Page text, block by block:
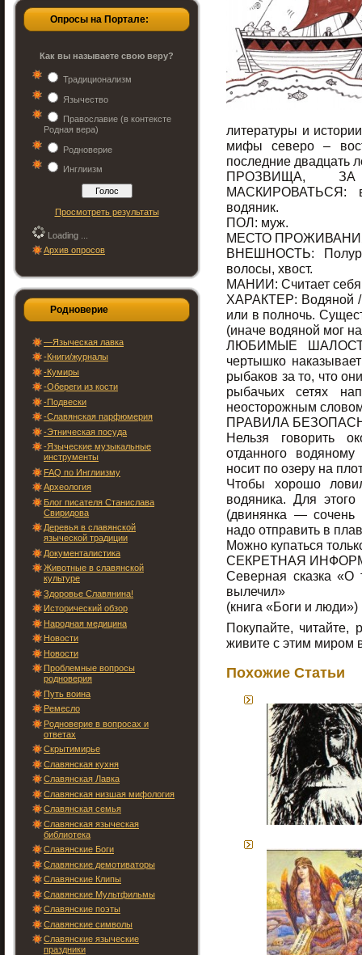
Опросы на Портале:
Как вы называете свою веру?
Традиционализм
Язычество
Православие (в контексте
Родная вера)
Родноверие
Инглиизм
Просмотреть результаты
Loading ...
Архив опросов
Родноверие
—Языческая лавка
-Книги/журналы
-Кумиры
-Обереги из кости
-Подвески
-Славянская парфюмерия
-Этническая посуда
-Языческие музыкальные
инструменты
FAQ по Инглиизму
Археология
Блог писателя Станислава
Свиридова
Деревья в славянской
языческой традиции
Документалистика
Животные в славянской
культуре
Здоровье Славянина!
Исторический обзор
Народная медицина
Новости
Новости
Проблемные вопросы
родноверия
Путь воина
Ремесло
Родноверие в вопросах и
ответах
Скрытимирье
Славянская кухня
Славянская Лавка
Славянская низшая мифология
Славянская семья
Славянская языческая
библиотека
Славянские Боги
Славянские демотиваторы
Славянские Клипы
Славянские Мультфильмы
Славянские поэты
Славянские символы
Славянские языческие
праздники
литературы и
мифы северо –
последние двадцать
ПРОЗВИЩА,
МАСКИРОВАТЬСЯ:
водяник.
ПОЛ: муж.
МЕСТО
ВНЕШНОСТЬ:
волосы, хвост.
МАНИИ: Считает себя
ХАРАКТЕР: Водяной /
или в полночь.
(иначе водяной мог
ЛЮБИМЫЕ
чертышко
рыбаков за то, что
рыбачьих сетях
неосторожным
ПРАВИЛА
Нельзя говорить
отданного
носит по озеру на
Чтобы хорошо
водяника. Для
(двинянка — сочень
надо отправить в
Можно купаться
СЕКРЕТНАЯ
Северная сказка «О
вылечил»
(книга «Боги и люди»)
Покупайте, читайте,
живите с этим миром
Похожие Статьи